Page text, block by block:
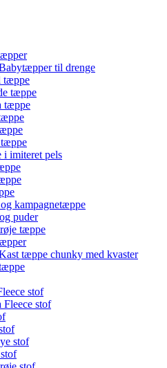
til drenge
tæppe
tæppe
tæppe
i imiteret pels
kampagnetæppe
puder
tæppe
tæppe chunky med kvaster
stof
Fleece stof
stof